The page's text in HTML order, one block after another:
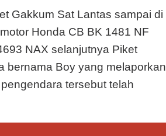
Gakkum Sat Lantas sampai di
Honda CB BK 1481 NF
NAX selanjutnya Piket
bernama Boy yang melaporkan
tersebut telah